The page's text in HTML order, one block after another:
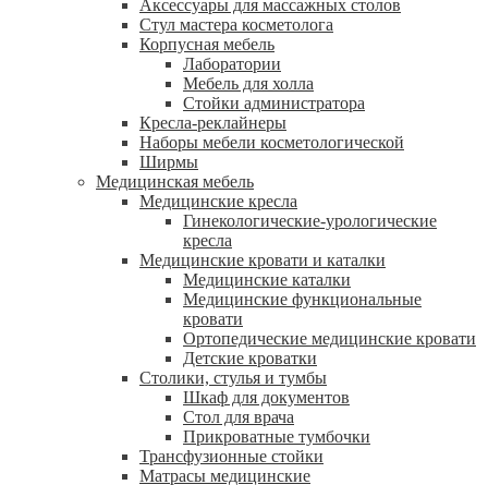
Аксессуары для массажных столов
Стул мастера косметолога
Корпусная мебель
Лаборатории
Мебель для холла
Стойки администратора
Кресла-реклайнеры
Наборы мебели косметологической
Ширмы
Медицинская мебель
Медицинские кресла
Гинекологические-урологические
кресла
Медицинские кровати и каталки
Медицинские каталки
Медицинские функциональные
кровати
Ортопедические медицинские кровати
Детские кроватки
Столики, стулья и тумбы
Шкаф для документов
Стол для врача
Прикроватные тумбочки
Трансфузионные стойки
Матрасы медицинские